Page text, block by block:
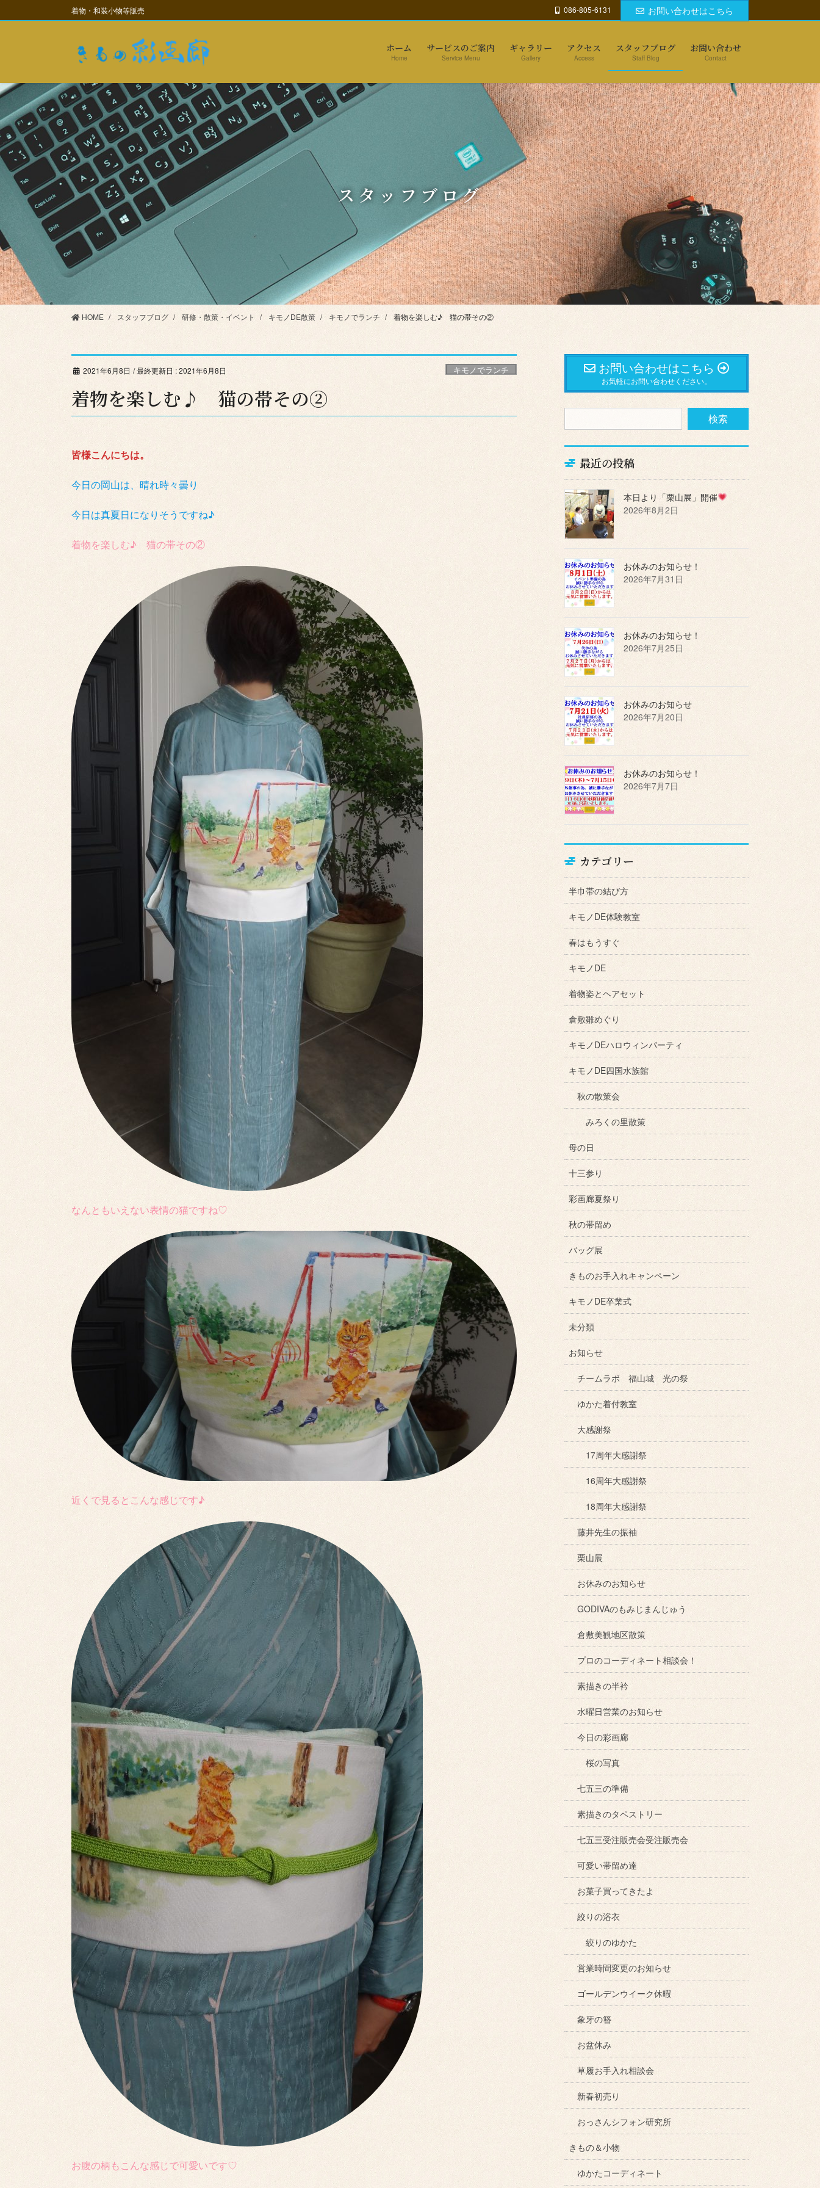
ン
に
移
ビ
ョ
ン
移
動
着物・和装小物等販売 086-805-6131 お問い合わせはこちら
ホーム
Home
サービスのご案内
Service Menu
ギャラリー
Gallery
アクセス
Access
スタッフブログ
Staff Blog
お問い合わせ
Contact
スタッフブログ
HOME スタッフブログ 研修・散策・イベント キモノDE散策 キモノでランチ 着物を楽しむ♪ 猫の帯その②
2021年6月8日 / 最終更新日 :2021年6月8日 キモノでランチ
着物を楽しむ♪ 猫の帯その②
皆様こんにちは。
今日の岡山は、晴れ時々曇り
今日は真夏日になりそうですね♪
着物を楽しむ♪ 猫の帯その②
なんともいえない表情の猫ですね♡
近くで見るとこんな感じです♪
お腹の柄もこんな感じで可愛いです♡
お問い合わせはこちら
お気軽にお問い合わせください。
最近の投稿
本日より「栗山展」開催
2026年8月2日
お休みのお知らせ！
2026年7月31日
お休みのお知らせ！
2026年7月25日
お休みのお知らせ
2026年7月20日
お休みのお知らせ！
2026年7月7日
カテゴリー
半巾帯の結び方
キモノDE体験教室
春はもうすぐ
キモノDE
着物姿とヘアセット
倉敷雛めぐり
キモノDEハロウィンパーティ
キモノDE四国水族館
秋の散策会
みろくの里散策
母の日
十三参り
彩画廊夏祭り
秋の帯留め
バッグ展
きものお手入れキャンペーン
キモノDE卒業式
未分類
お知らせ
チームラボ 福山城 光の祭
ゆかた着付教室
大感謝祭
17周年大感謝祭
16周年大感謝祭
18周年大感謝祭
藤井先生の振袖
栗山展
お休みのお知らせ
GODIVAのもみじまんじゅう
倉敷美観地区散策
プロのコーディネート相談会！
素描きの半衿
水曜日営業のお知らせ
今日の彩画廊
桜の写真
七五三の準備
素描きのタペストリー
七五三受注販売会受注販売会
可愛い帯留め達
お菓子買ってきたよ
絞りの浴衣
絞りのゆかた
営業時間変更のお知らせ
ゴールデンウイーク休暇
象牙の簪
お盆休み
草履お手入れ相談会
新春初売り
おっさんシフォン研究所
きもの＆小物
ゆかたコーディネート